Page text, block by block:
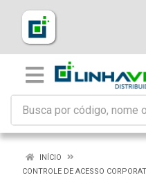
INÍCIO
CONTROLE DE ACESSO